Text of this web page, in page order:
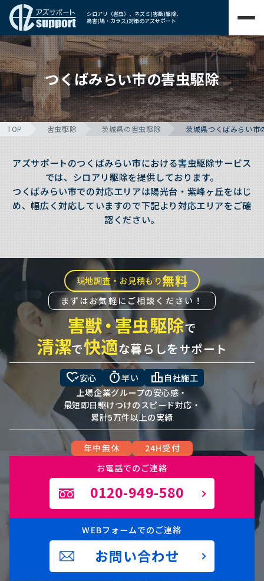
シロアリ（害虫）、ネズミ(害獣)駆除、
鳥害(鳩・カラス)対策のアズサポート
つくばみらい市の害虫駆除
TOP 害虫駆除 茨城県の害虫駆除 茨城県つくばみらい市
アズサポートのつくばみらい市における害虫駆除サービス
では、シロアリ駆除を提供しております。
つくばみらい市での対応エリアは陽光台・紫峰ヶ丘をはじ
め、幅広く対応していますので下記より対応エリアをご確
認ください。
現地調査・お見積もり無料
まずはお気軽にご相談ください！
害獣・害虫駆除で
清潔で快適な暮らしをサポート
heart_check安心 timer早い leaderboard 自社施工
上場企業グループの安心感・
最短即日駆けつけのスピード対応・
累計5万件以上の実績
年中無休
24H受付
お電話でのご連絡
0120-949-580
WEBフォームでのご連絡
お問い合わせ